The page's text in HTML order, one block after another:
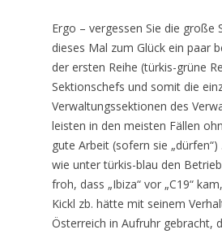
Ergo – vergessen Sie die große
dieses Mal zum Glück ein paar
der ersten Reihe (türkis-grüne
Sektionschefs und somit die
Verwaltungssektionen des
leisten in den meisten Fällen
gute Arbeit (sofern sie
wie unter türkis-blau den
froh, dass „Ibiza“ vor „C19“
Kickl zb. hätte mit seinem
Österreich in Aufruhr gebracht,